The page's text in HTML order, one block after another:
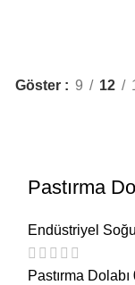
Göster 9 12
Pastırma
Endüstriyel
Pastırma